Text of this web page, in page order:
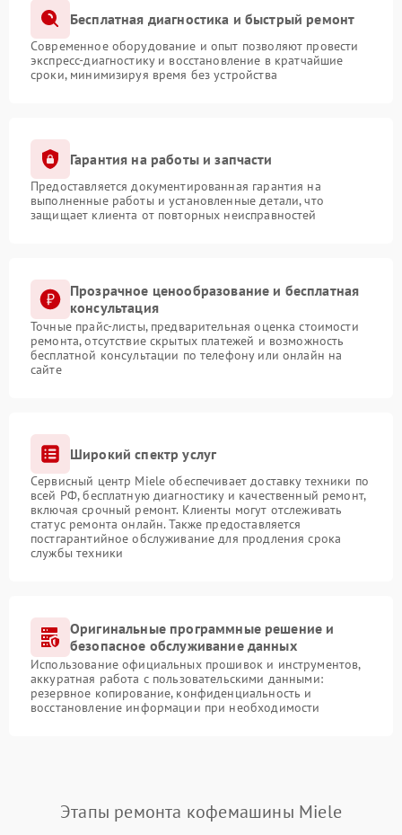
Бесплатная диагностика и быстрый ремонт
Современное оборудование и опыт позволяют провести
экспресс-диагностику и восстановление в кратчайшие
сроки, минимизируя время без устройства
Гарантия на работы и запчасти
Предоставляется документированная гарантия на
выполненные работы и установленные детали, что
защищает клиента от повторных неисправностей
Прозрачное ценообразование и бесплатная
консультация
Точные прайс-листы, предварительная оценка стоимости
ремонта, отсутствие скрытых платежей и возможность
бесплатной консультации по телефону или онлайн на
сайте
Широкий спектр услуг
Сервисный центр Miele обеспечивает доставку техники по
всей РФ, бесплатную диагностику и качественный ремонт,
включая срочный ремонт. Клиенты могут отслеживать
статус ремонта онлайн. Также предоставляется
постгарантийное обслуживание для продления срока
службы техники
Оригинальные программные решение и
безопасное обслуживание данных
Использование официальных прошивок и инструментов,
аккуратная работа с пользовательскими данными:
резервное копирование, конфиденциальность и
восстановление информации при необходимости
Этапы ремонта кофемашины Miele